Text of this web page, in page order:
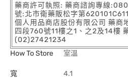
藥商許可執照: 藥商諮詢專線
號:北市衛藥販松字第
個人用品商店股份有限公司 藥商
四段760號11樓之1、之2及14樓
(02)27421234
How To Store
室溫
寬 4.1